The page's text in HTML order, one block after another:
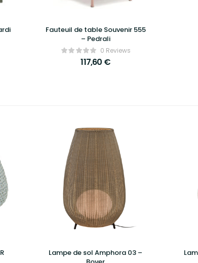
Fauteuil de table Souvenir 555
– Pedrali
0 Reviews
117,60 €
Lampe de sol Amphora 03 –